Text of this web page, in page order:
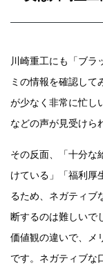
川崎重工にも「ブラ
ミの情報を確認して
が少なく非常に忙し
などの声が見受けら
その反面、「十分な
けている」「福利厚
るため、ネガティブ
断するのは難しいで
価値観の違いで、メ
です。ネガティブな